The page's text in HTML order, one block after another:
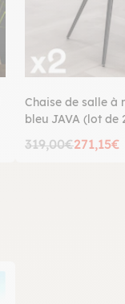
Chaise de salle à
bleu JAVA (lot de
319,00€271,15€